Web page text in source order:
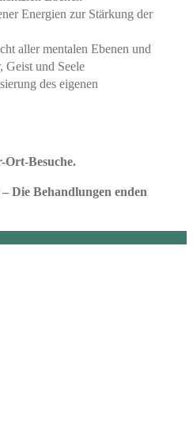
Energien zur Stärkung der
aller mentalen Ebenen und
Geist und Seele
des eigenen
Ort-Besuche.
Die Behandlungen enden